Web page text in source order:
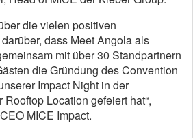
die vielen positiven
dass Meet Angola als
mit über 30 Standpartnern
die Gründung des Convention
Impact Night in der
Location gefeiert hat“,
MICE Impact.